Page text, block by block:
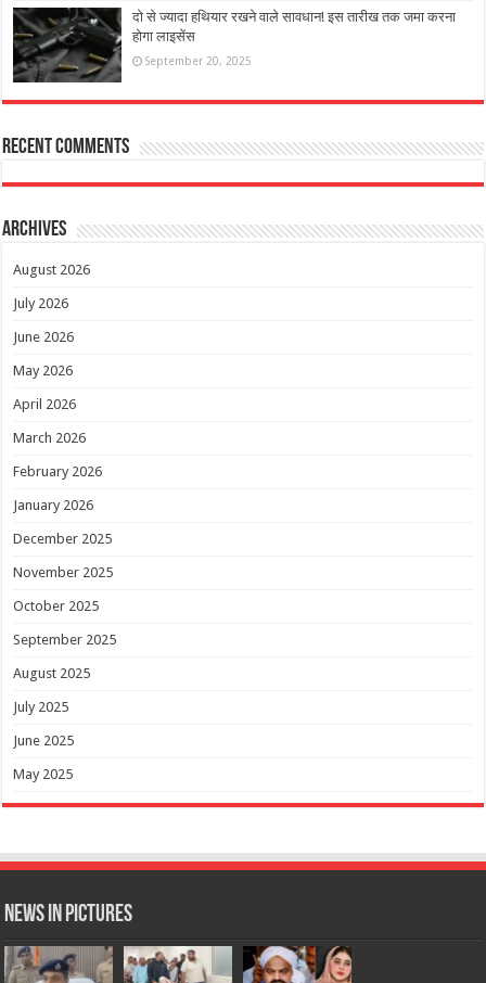
दो से ज्यादा हथियार रखने वाले सावधान! इस तारीख तक जमा करना
होगा लाइसेंस
September 20, 2025
Recent Comments
Archives
August 2026
July 2026
June 2026
May 2026
April 2026
March 2026
February 2026
January 2026
December 2025
November 2025
October 2025
September 2025
August 2025
July 2025
June 2025
May 2025
News in Pictures